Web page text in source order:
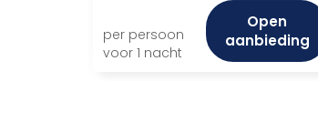
per persoon
voor 1 nacht
Open
aanbieding